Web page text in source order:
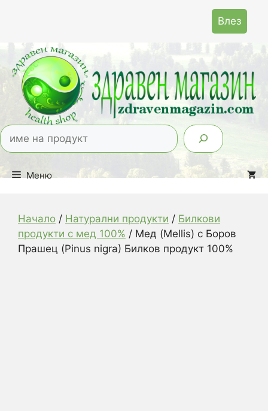
Влез
Меню
Начало / Натурални продукти / Билкови
продукти с мед 100% / Мед (Mellis) с Боров
Прашец (Pinus nigra) Билков продукт 100%